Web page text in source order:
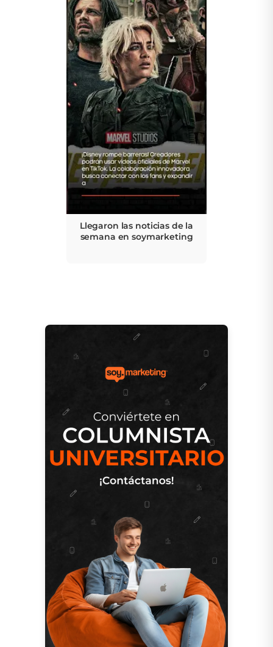
Llegaron las noticias de la
semana en soymarketing